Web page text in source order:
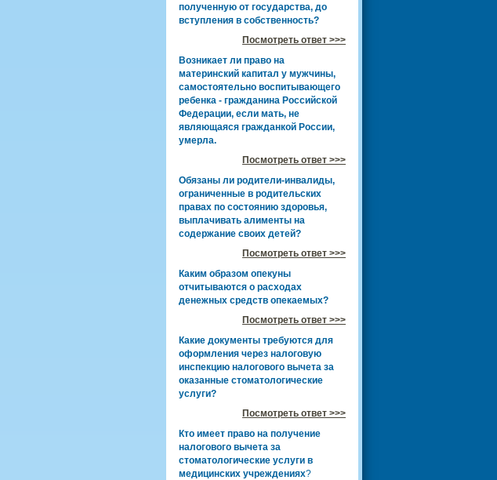
полученную от государства, до
вступления в собственность?
Посмотреть ответ >>>
Возникает ли право на
материнский капитал у мужчины,
самостоятельно воспитывающего
ребенка - гражданина Российской
Федерации, если мать, не
являющаяся гражданкой России,
умерла.
Посмотреть ответ >>>
Обязаны ли родители-инвалиды,
ограниченные в родительских
правах по состоянию здоровья,
выплачивать алименты на
содержание своих детей?
Посмотреть ответ >>>
Каким образом опекуны
отчитываются о расходах
денежных средств опекаемых?
Посмотреть ответ >>>
Какие документы требуются для
оформления через налоговую
инспекцию налогового вычета за
оказанные стоматологические
услуги?
Посмотреть ответ >>>
Кто имеет право на получение
налогового вычета за
стоматологические услуги в
медицинских учреждениях?